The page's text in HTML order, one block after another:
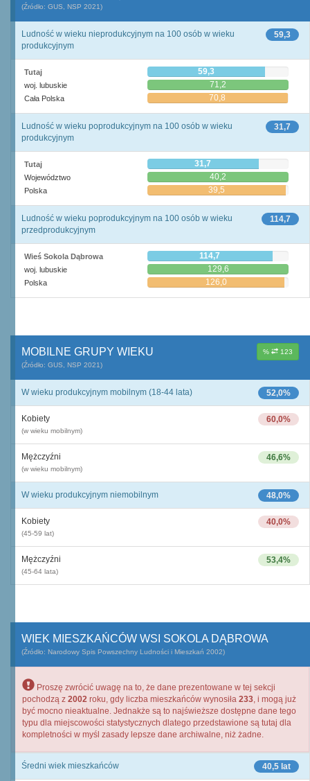
(Źródło: GUS, NSP 2021)
59,3
Ludność w wieku nieprodukcyjnym na 100 osób w wieku
produkcyjnym
Tutaj 59,3
woj. lubuskie 71,2
Cała Polska 70,8
31,7
Ludność w wieku poprodukcyjnym na 100 osób w wieku
produkcyjnym
Tutaj 31,7
Województwo 40,2
Polska 39,5
114,7
Ludność w wieku poprodukcyjnym na 100 osób w wieku
przedprodukcyjnym
Wieś Sokola Dąbrowa 114,7
woj. lubuskie 129,6
Polska 126,0
% 123
MOBILNE GRUPY WIEKU
(Źródło: GUS, NSP 2021)
52,0%
W wieku produkcyjnym mobilnym (18-44 lata)
60,0%
Kobiety
(w wieku mobilnym)
46,6%
Mężczyźni
(w wieku mobilnym)
48,0%
W wieku produkcyjnym niemobilnym
40,0%
Kobiety
(45-59 lat)
53,4%
Mężczyźni
(45-64 lata)
WIEK MIESZKAŃCÓW WSI SOKOLA DĄBROWA
(Źródło: Narodowy Spis Powszechny Ludności i Mieszkań 2002)
Proszę zwrócić uwagę na to, że dane prezentowane w tej sekcji
pochodzą z 2002 roku, gdy liczba mieszkańców wynosiła 233, i mogą już
być mocno nieaktualne. Jednakże są to najświeższe dostępne dane tego
typu dla miejscowości statystycznych dlatego przedstawione są tutaj dla
kompletności w myśl zasady lepsze dane archiwalne, niż żadne.
40,5 lat
Średni wiek mieszkańców